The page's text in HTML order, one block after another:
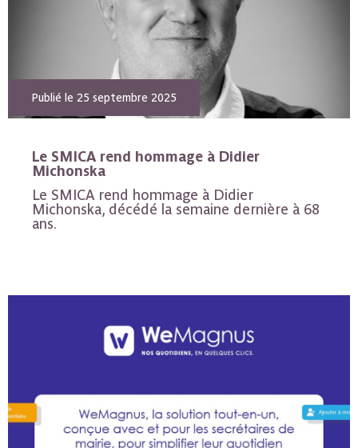
Publié le 25 septembre 2025
Le SMICA rend hommage à Didier
Michonska
Le SMICA rend hommage à Didier
Michonska, décédé la semaine dernière à 68
ans.